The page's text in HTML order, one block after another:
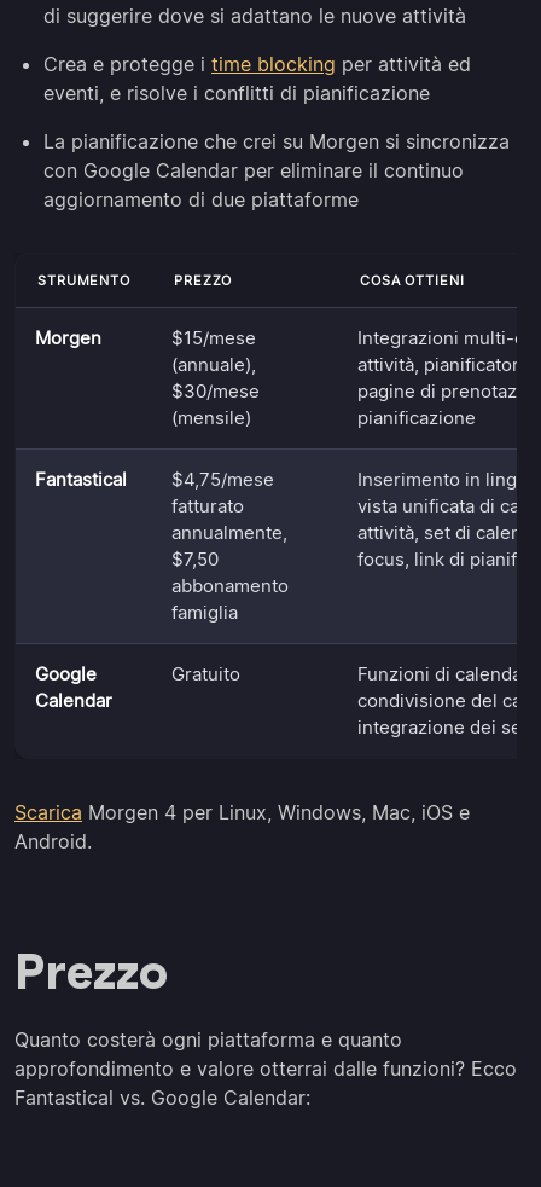
di suggerire dove si adattano le nuove attività
Crea e protegge i time blocking per attività ed
eventi, e risolve i conflitti di pianificazione
La pianificazione che crei su Morgen si sincronizza
con Google Calendar per eliminare il continuo
aggiornamento di due piattaforme
STRUMENTO PREZZO COSA OTTIENI
Morgen
$15/mese
(annuale),
$30/mese
(mensile)
Integrazioni multi-
attività, pianificatore
pagine di
pianificazione
Fantastical
$4,75/mese
fatturato
annualmente,
$7,50
abbonamento
famiglia
Inserimento in
vista unificata di
attività, set di
focus, link di
Google
Calendar
Gratuito
Funzioni di
condivisione del
integrazione dei
Scarica Morgen 4 per Linux, Windows, Mac, iOS e
Android.
Prezzo
Quanto costerà ogni piattaforma e quanto
approfondimento e valore otterrai dalle funzioni? Ecco
Fantastical vs. Google Calendar: